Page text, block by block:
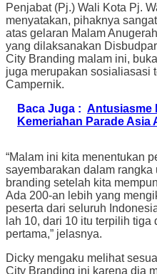
Penjabat (Pj.) Wali Kota Pj.
menyatakan, pihaknya
atas gelaran Malam
yang dilaksanakan
City Branding malam ini,
juga merupakan sosialiasasi
Campernik.
Baca Juga : Antusiasme
Kemeriahan Parade Asia
“Malam ini kita menentukan
sayembarakan dalam
branding setelah kita
Ada 200-an lebih yang
peserta dari seluruh
lah 10, dari 10 itu terpilih
pertama,” jelasnya.
Dicky mengaku melihat
City Branding ini karena dia